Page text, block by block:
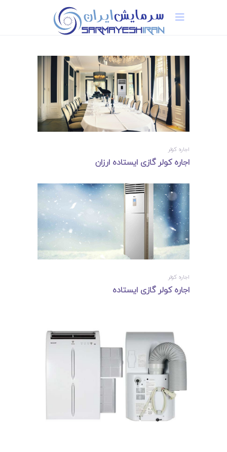
اجاره کولر
اجاره کولر گازی ایستاده ارزان
اجاره کولر
اجاره کولر گازی ایستاده